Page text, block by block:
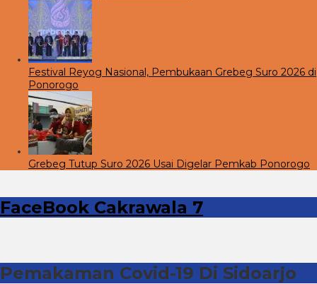
Festival Reyog Nasional, Pembukaan Grebeg Suro 2026 di
Ponorogo
Grebeg Tutup Suro 2026 Usai Digelar Pemkab Ponorogo
FaceBook Cakrawala 7
Pemakaman Covid-19 Di Sidoarjo